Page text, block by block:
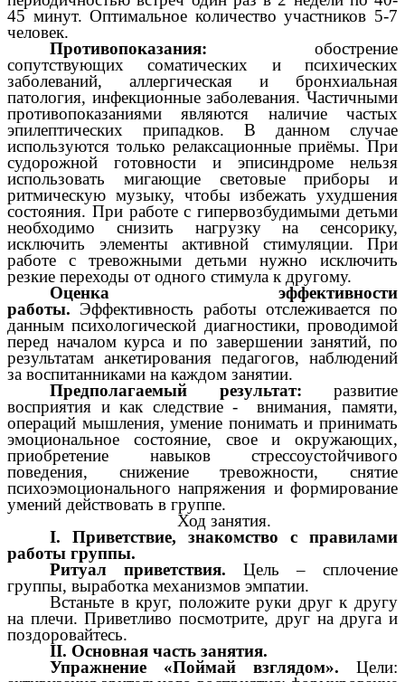
45 минут. Оптимальное количество участников 5-7
человек.
Противопоказания: обострение
сопутствующих соматических и психических
заболеваний, аллергическая и бронхиальная
патология, инфекционные заболевания. Частичными
противопоказаниями являются наличие частых
эпилептических припадков. В данном случае
используются только релаксационные приёмы. При
судорожной готовности и эписиндроме нельзя
использовать мигающие световые приборы и
ритмическую музыку, чтобы избежать ухудшения
состояния. При работе с гипервозбудимыми детьми
необходимо снизить нагрузку на сенсорику,
исключить элементы активной стимуляции. При
работе с тревожными детьми нужно исключить
резкие переходы от одного стимула к другому.
Оценка эффективности
работы. Эффективность работы отслеживается по
данным психологической диагностики, проводимой
перед началом курса и по завершении занятий, по
результатам анкетирования педагогов, наблюдений
за воспитанниками на каждом занятии.
Предполагаемый результат: развитие
восприятия и как следствие - внимания, памяти,
операций мышления, умение понимать и принимать
эмоциональное состояние, свое и окружающих,
приобретение навыков стрессоустойчивого
поведения, снижение тревожности, снятие
психоэмоционального напряжения и формирование
умений действовать в группе.
Ход занятия.
I. Приветствие, знакомство с правилами
работы группы.
Ритуал приветствия.Цель – сплочение
группы, выработка механизмов эмпатии.
Встаньте в круг, положите руки друг к другу
на плечи. Приветливо посмотрите, друг на друга и
поздоровайтесь.
II. Основная часть занятия.
Упражнение «Поймай взглядом». Цели: